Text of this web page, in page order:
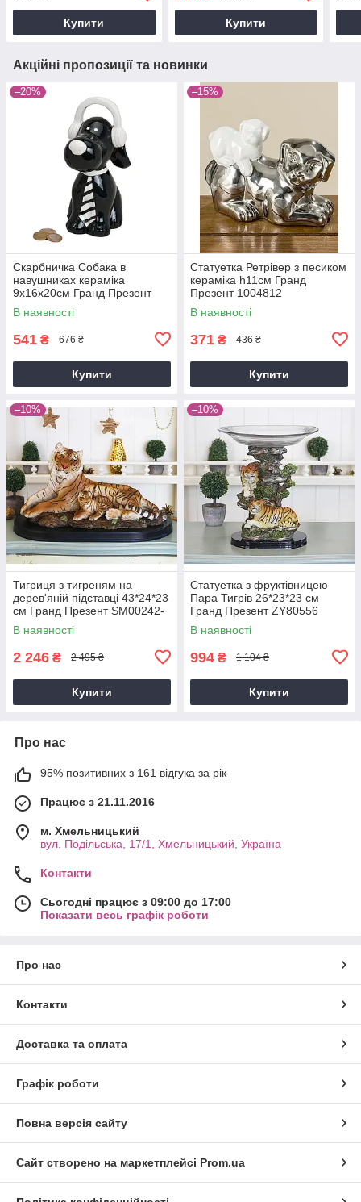
Купити Купити
Акційні пропозиції та новинки
–20%
Скарбничка Собака в
навушниках кераміка
9х16х20см Гранд Презент
10012848
В наявності
541 ₴ 676 ₴
Купити
–15%
Статуетка Ретрівер з песиком
кераміка h11см Гранд
Презент 1004812
В наявності
371 ₴ 436 ₴
Купити
–10%
Тигриця з тигреням на
дерев'яній підставці 43*24*23
см Гранд Презент SM00242-
3-P1
В наявності
2 246 ₴ 2 495 ₴
Купити
–10%
Статуетка з фруктівницею
Пара Тигрів 26*23*23 см
Гранд Презент ZY80556
В наявності
994 ₴ 1 104 ₴
Купити
Про нас
95% позитивних з 161 відгука за рік
Працює з 21.11.2016
м. Хмельницький
вул. Подільська, 17/1, Хмельницький, Україна
Контакти
Сьогодні працює з 09:00 до 17:00
Показати весь графік роботи
Про нас
Контакти
Доставка та оплата
Графік роботи
Повна версія сайту
Сайт створено на маркетплейсі Prom.ua